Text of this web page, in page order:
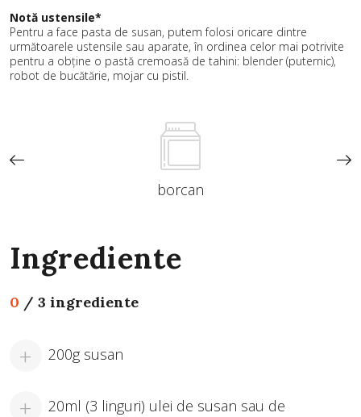
Notă ustensile*
Pentru a face pasta de susan, putem folosi oricare dintre
următoarele ustensile sau aparate, în ordinea celor mai potrivite
pentru a obține o pastă cremoasă de tahini: blender (puternic),
robot de bucătărie, mojar cu pistil.
borcan
Ingrediente
0 / 3 ingrediente
200g susan
20ml (3 linguri) ulei de susan sau de